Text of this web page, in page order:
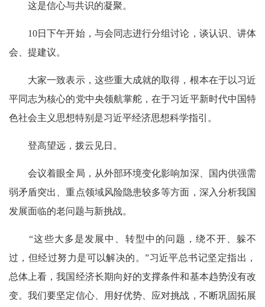
这是信心与共识的凝聚。
10日下午开始，与会同志进行分组讨论，谈认识、讲体
会、提建议。
大家一致表示，这些重大成就的取得，根本在于以习近
平同志为核心的党中央领航掌舵，在于习近平新时代中国特
色社会主义思想特别是习近平经济思想科学指引。
登高望远，拨云见日。
会议着眼全局，从外部环境变化影响加深、国内供强需
弱矛盾突出、重点领域风险隐患较多等方面，深入分析我国
发展面临的老问题与新挑战。
“这些大多是发展中、转型中的问题，绕不开、躲不
过，但经过努力是可以解决的。”习近平总书记坚定指出，
总体上看，我国经济长期向好的支撑条件和基本趋势没有改
变。我们要坚定信心、用好优势、应对挑战，不断巩固拓展